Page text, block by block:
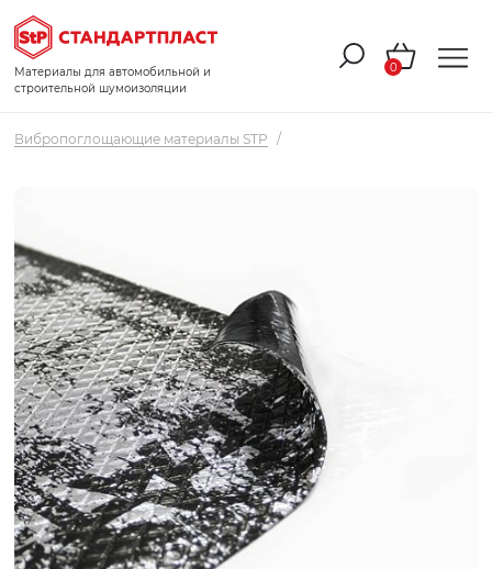
Материалы для автомобильной и
строительной шумоизоляции
0
Вибропоглощающие материалы STP /